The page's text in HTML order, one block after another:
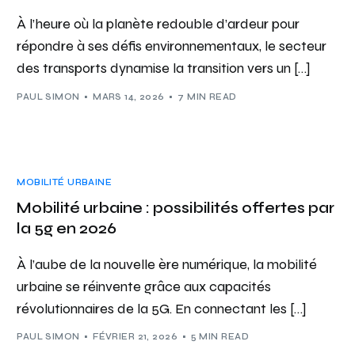
À l’heure où la planète redouble d’ardeur pour
répondre à ses défis environnementaux, le secteur
des transports dynamise la transition vers un […]
PAUL SIMON MARS 14, 2026 7 MIN READ
MOBILITÉ URBAINE
Mobilité urbaine : possibilités offertes par
la 5g en 2026
À l’aube de la nouvelle ère numérique, la mobilité
urbaine se réinvente grâce aux capacités
révolutionnaires de la 5G. En connectant les […]
PAUL SIMON FÉVRIER 21, 2026 5 MIN READ